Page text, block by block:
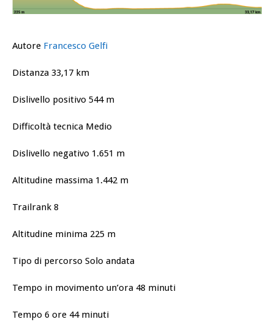
Autore Francesco Gelfi
Distanza 33,17 km
Dislivello positivo 544 m
Difficoltà tecnica Medio
Dislivello negativo 1.651 m
Altitudine massima 1.442 m
Trailrank 8
Altitudine minima 225 m
Tipo di percorso Solo andata
Tempo in movimento un’ora 48 minuti
Tempo 6 ore 44 minuti